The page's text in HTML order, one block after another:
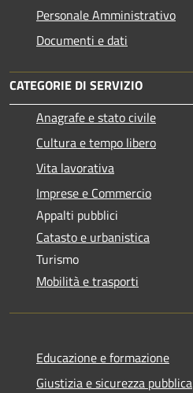
Personale Amministrativo
Documenti e dati
CATEGORIE DI SERVIZIO
Anagrafe e stato civile
Cultura e tempo libero
Vita lavorativa
Imprese e Commercio
Appalti pubblici
Catasto e urbanistica
Turismo
Mobilità e trasporti
Educazione e formazione
Giustizia e sicurezza pubblica